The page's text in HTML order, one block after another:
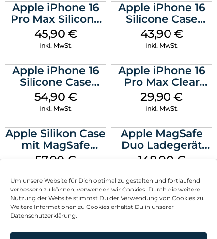
Um unsere Website für Dich optimal zu gestalten und fortlaufend
verbessern zu können, verwenden wir Cookies. Durch die weitere
Nutzung der Website stimmst Du der Verwendung von Cookies zu.
Weitere Informationen zu Cookies erhältst Du in unserer
Datenschutzerklärung.
Apple iPhone 16
Pro Max Silicone
Case MagSafe
Ultramarine
45,90 €
inkl. MwSt.
Apple iPhone 16
Silicone Case
MagSafe Plum
43,90 €
inkl. MwSt.
Apple iPhone 16
Silicone Case
MagSafe Black
54,90 €
inkl. MwSt.
Apple iPhone 16
Pro Max Clear
Case MagSafe
Transparent
29,90€
inkl. MwSt.
Apple Silikon Case
mit MagSafe
iPhone 14 Pro
57,90€
Apple MagSafe
Duo Ladegerät
Weiß
148,90€